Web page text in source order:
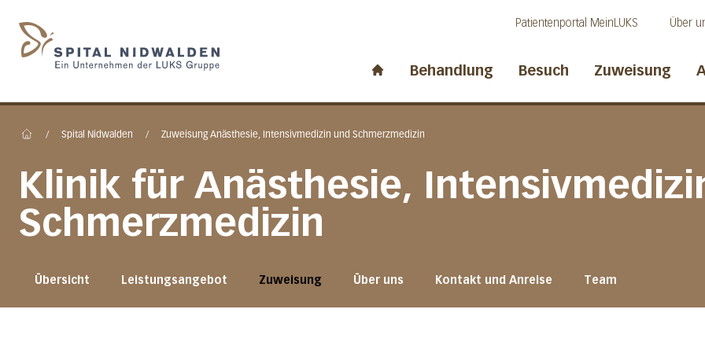
Patientenportal MeinLUKS Über
Behandlung Besuch Zuweisung
/ Spital Nidwalden / Zuweisung Anästhesie, Intensivmedizin und Schmerzmedizin
Klinik für Anästhesie,
Schmerzmedizin
Übersicht Leistungsangebot Zuweisung Über uns Kontakt und Anreise Team